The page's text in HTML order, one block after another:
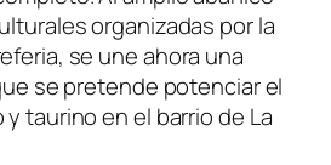
organizadas por la
se une ahora una
se pretende potenciar el
taurino en el barrio de La